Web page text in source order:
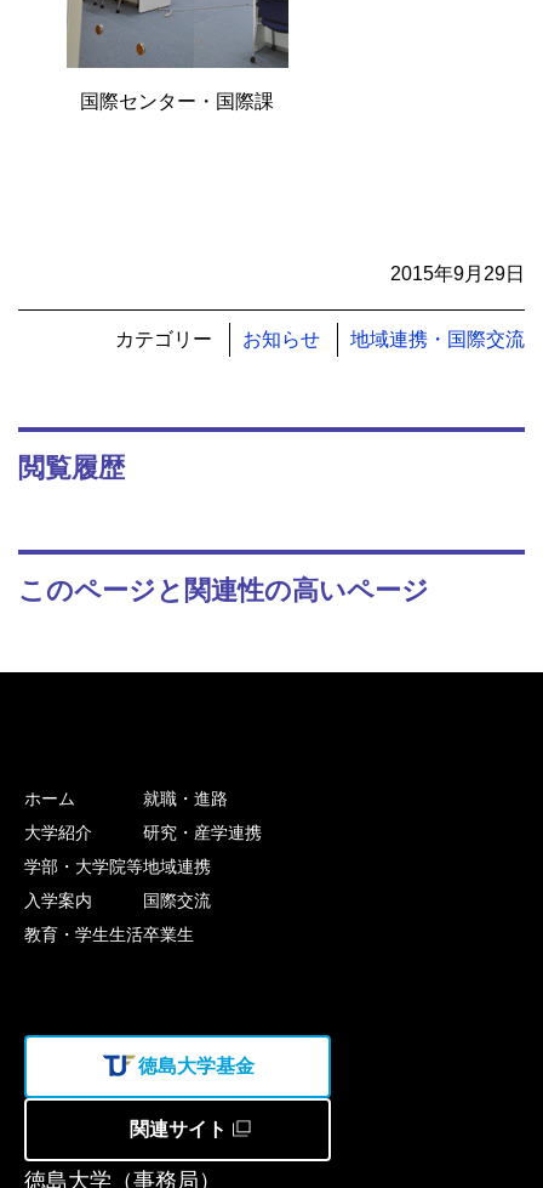
国際センター・国際課
2015年9月29日
カテゴリー お知らせ 地域連携・国際交流
閲覧履歴
このページと関連性の高いページ
徳島大学（事務局）
ホーム
大学紹介
学部・大学院等
入学案内
教育・学生生活
就職・進路
研究・産学連携
地域連携
国際交流
卒業生
徳島大学基金
関連サイト